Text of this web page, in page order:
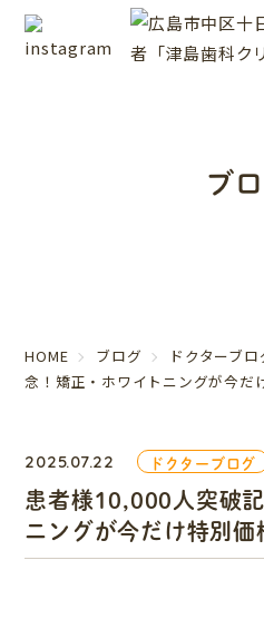
ブ
HOME ブログ ドクターブロ
念！矯正・ホワイトニングが今だ
2025.07.22 ドクターブログ
患者様10,000人突破
ニングが今だけ特別価